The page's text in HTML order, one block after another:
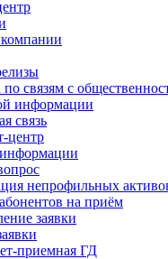
связям с
информации
связь
центр
непрофильных
на приём
заявки
приемная ГД